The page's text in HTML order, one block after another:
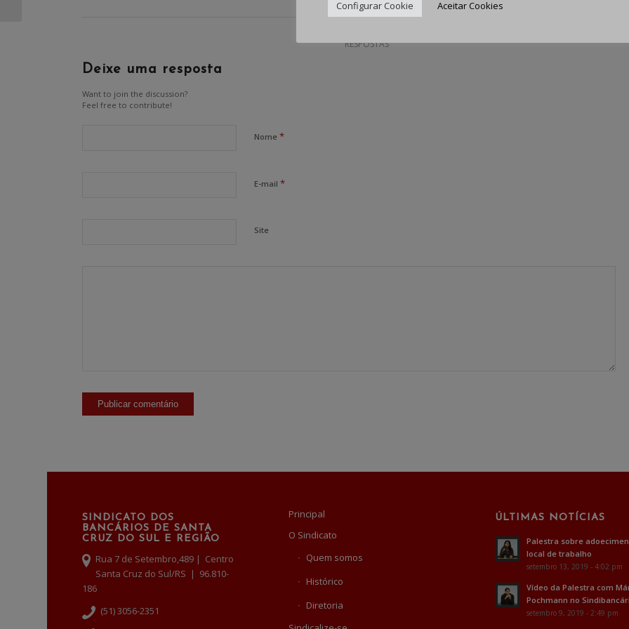
0
RESPOSTAS
Deixe uma resposta
Want to join the discussion?
Feel free to contribute!
Nome*
E-mail*
Site
SINDICATO DOS
BANCÁRIOS DE SANTA
CRUZ DO SUL E REGIÃO
Rua 7 de Setembro,489 | Centro
Santa Cruz do Sul/RS | 96.810-
186
(51) 3056-2351
Principal
O Sindicato
Quem somos
Histórico
Diretoria
ÚLTIMAS NOTÍCIAS
Palestra sobre
local de trabalho
setembro 13, 2019 - 4:02 pm
Vídeo da Palestra com
Pochmann no
setembro 9, 2019 - 2:49 pm
Configurar Cookie Aceitar Cookies